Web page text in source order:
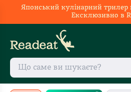
Японський кулінарний трилер
Ексклюзивно в